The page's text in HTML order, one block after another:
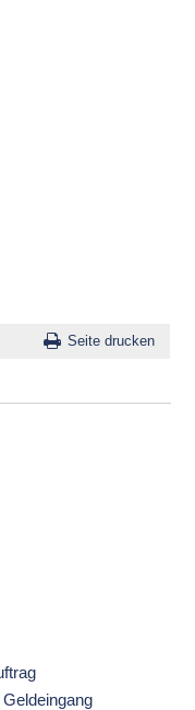
Seite drucken